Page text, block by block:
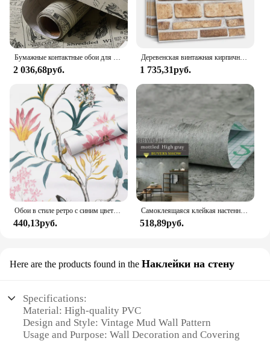
2 036,68руб.
Деревенская винтажная кирпичная кожура и клейкая настенная бумага 3D клейкая искусственная текстурированная Съемная настенная бумага контактная полка самоклеющиеся фрески
1 735,31руб.
Обои в стиле ретро с синим цветком - самоклеящаяся контактная бумага, съемные водонепроницаемые обои «сделай сам», подходят для украшения мебели
440,13руб.
Самоклеящаяся клейкая настенная бумага из ПВХ в ретро стиле, серая Скандинавская промышленная Настенная Наклейка с защитой от ветра для комнаты, домашнего декора, контактная бумага
518,89руб.
Here are the products found in the Наклейки на стену
Specifications:
Material: High-quality PVC
Design and Style: Vintage Mud Wall Pattern
Usage and Purpose: Wall Decoration and Covering